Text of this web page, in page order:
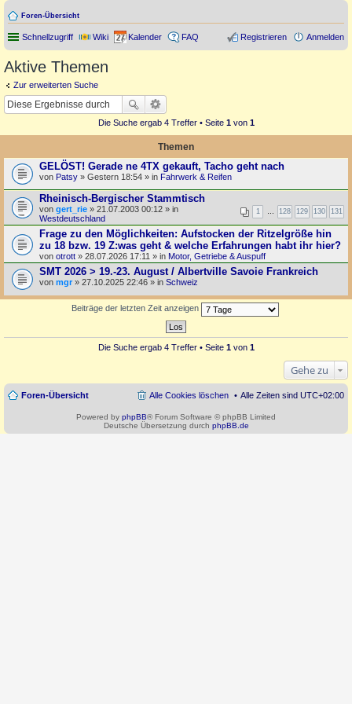
Foren-Übersicht
Schnellzugriff Wiki Kalender FAQ Anmelden
Registrieren
Aktive Themen
Zur erweiterten Suche
Die Suche ergab 4 Treffer • Seite 1von 1
Themen
GELÖST! Gerade ne 4TX gekauft, Tacho geht nach
von Patsy » Gestern 18:54 » in Fahrwerk & Reifen
Rheinisch-Bergischer Stammtisch
1 128 129 130 131
von gert_rie » 21.07.2003 00:12 » in
Westdeutschland
Frage zu den Möglichkeiten: Aufstocken der Ritzelgröße hin
zu 18 bzw. 19 Z:was geht & welche Erfahrungen habt ihr hier?
von otrott » 28.07.2026 17:11 » in Motor, Getriebe & Auspuff
SMT 2026 > 19.-23. August / Albertville Savoie Frankreich
von mgr » 27.10.2025 22:46 » in Schweiz
Beiträge der letzten Zeit anzeigen
Die Suche ergab 4 Treffer • Seite 1von 1
Gehe zu
Foren-Übersicht Alle Zeiten sind UTC+02:00
Alle Cookies löschen
Powered by phpBB® Forum Software © phpBB Limited
Deutsche Übersetzung durch phpBB.de